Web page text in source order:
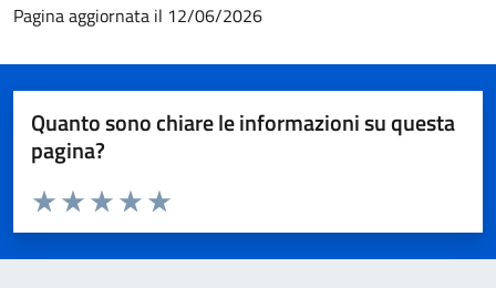
Pagina aggiornata il 12/06/2026
Quanto sono chiare le informazioni su questa
pagina?
Valuta da 1 a 5 stelle la pagina
Valuta 5 stelle su 5
Valuta 4 stelle su 5
Valuta 3 stelle su 5
Valuta 2 stelle su 5
Valuta 1 stelle su 5